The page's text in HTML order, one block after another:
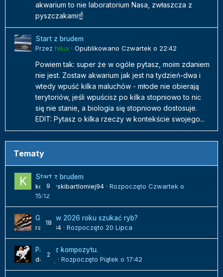
akwarium to nie laboratorium Nasa, zwłaszcza z
pyszczakami☝️
Start z brudem
Przez hilux · Opublikowano Czwartek o 22:42
Powiem tak: super że w ogóle pytasz, moim zdaniem
nie jest. Zostaw akwarium jak jest na tydzień-dwa i
wtedy wpuść kilka maluchów - młode nie obierają
terytoriów, jeśli wpuścisz po kilka stopniowo to nic
się nie stanie, a biologia się stopniowo dostosuje.
EDIT: Pytasz o kilka rzeczy w kontekście swojego...
Tematy
9
Start z brudem
kozlowskibartlomiej94 · Rozpoczęto Czwartek o
15:12
18
Gdzie w 2026 roku szukać ryb?
radek84 · Rozpoczęto 20 Lipca
2
Panel z kompozytu.
danielj
· Rozpoczęto Piątek o 17:42